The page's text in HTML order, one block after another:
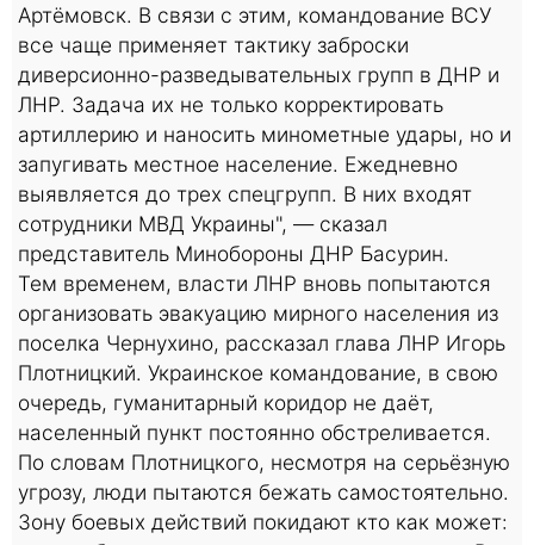
Артёмовск. В связи с этим, командование ВСУ
все чаще применяет тактику заброски
диверсионно-разведывательных групп в ДНР и
ЛНР. Задача их не только корректировать
артиллерию и наносить минометные удары, но и
запугивать местное население. Ежедневно
выявляется до трех спецгрупп. В них входят
сотрудники МВД Украины", — сказал
представитель Минобороны ДНР Басурин.
Тем временем, власти ЛНР вновь попытаются
организовать эвакуацию мирного населения из
поселка Чернухино, рассказал глава ЛНР Игорь
Плотницкий. Украинское командование, в свою
очередь, гуманитарный коридор не даёт,
населенный пункт постоянно обстреливается.
По словам Плотницкого, несмотря на серьёзную
угрозу, люди пытаются бежать самостоятельно.
Зону боевых действий покидают кто как может: